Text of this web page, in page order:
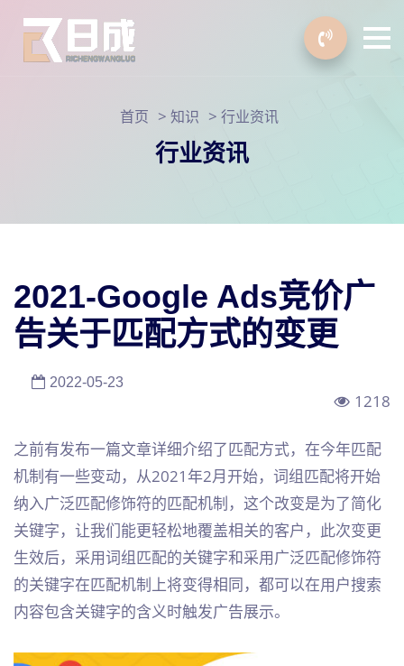
首页 > 知识 > 行业资讯
行业资讯
2021-Google Ads竞价广
告关于匹配方式的变更
2022-05-23
1218
之前有发布一篇文章详细介绍了匹配方式，在今年匹配
机制有一些变动，从2021年2月开始，词组匹配将开始
纳入广泛匹配修饰符的匹配机制，这个改变是为了简化
关键字，让我们能更轻松地覆盖相关的客户，此次变更
生效后，采用词组匹配的关键字和采用广泛匹配修饰符
的关键字在匹配机制上将变得相同，都可以在用户搜索
内容包含关键字的含义时触发广告展示。